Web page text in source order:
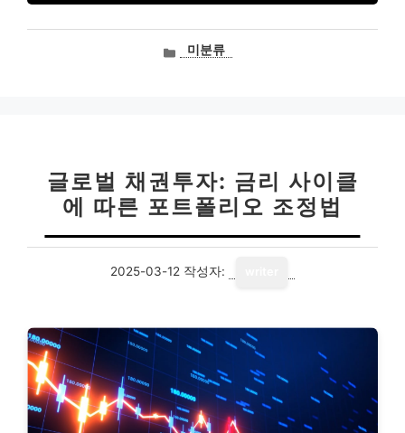
카미분류
글로벌 채권투자: 금리 사이클
에 따른 포트폴리오 조정법
2025-03-12 작성자: